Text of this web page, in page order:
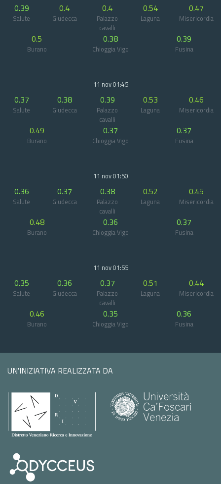
0.39
Salute
0.4
Giudecca
0.4
Palazzo
cavalli
0.54
Laguna
0.47
Misericordia
0.5
Burano
0.38
Chioggia Vigo
0.39
Fusina
11 nov 01:45
0.37
Salute
0.38
Giudecca
0.39
Palazzo
cavalli
0.53
Laguna
0.46
Misericordia
0.49
Burano
0.37
Chioggia Vigo
0.37
Fusina
11 nov 01:50
0.36
Salute
0.37
Giudecca
0.38
Palazzo
cavalli
0.52
Laguna
0.45
Misericordia
0.48
Burano
0.36
Chioggia Vigo
0.37
Fusina
11 nov 01:55
0.35
Salute
0.36
Giudecca
0.37
Palazzo
cavalli
0.51
Laguna
0.44
Misericordia
0.46
Burano
0.35
Chioggia Vigo
0.36
Fusina
UN'INIZIATIVA REALIZZATA DA